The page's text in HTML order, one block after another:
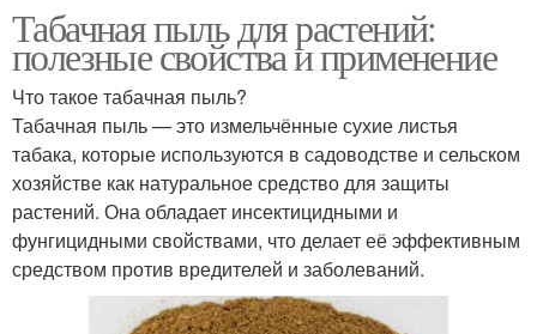
Табачная пыль для растений:
полезные свойства и применение
Что такое табачная пыль?
Табачная пыль — это измельчённые сухие листья
табака, которые используются в садоводстве и сельском
хозяйстве как натуральное средство для защиты
растений. Она обладает инсектицидными и
фунгицидными свойствами, что делает её эффективным
средством против вредителей и заболеваний.